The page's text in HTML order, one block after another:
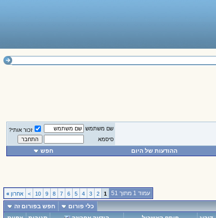
שם משתמש
זכור אותי?
סיסמא
ההודעות של היום חפש
עמוד 1 מתוך 51 1
2
3
4
5
6
7
8
9
10
> אחרון »
כלי פורום
חפש בפורום זה